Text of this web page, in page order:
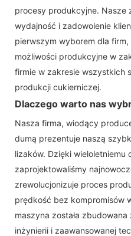
procesy produkcyjne. Nasze
wydajność i zadowolenie
pierwszym wyborem dla
możliwości produkcyjne w
firmie w zakresie wszystkich
produkcji cukierniczej.
Dlaczego warto nas
Nasza firma, wiodący
dumą prezentuje naszą
lizaków. Dzięki wieloletniemu
zaprojektowaliśmy
zrewolucjonizuje proces
prędkość bez kompromisów
maszyna została
inżynierii i zaawansowanej